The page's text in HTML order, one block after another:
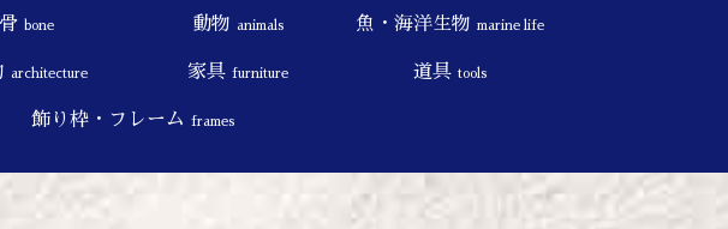
骨 bone 動物 animals 魚・海洋生物 marine life
architecture 家具 furniture 道具 tools
飾り枠・フレーム frames